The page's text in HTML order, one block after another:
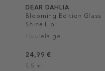
DEAR DAHLIA
Blooming Edition Glass
Shine Lip
Huuleläige
24,99 €
5.5 ml